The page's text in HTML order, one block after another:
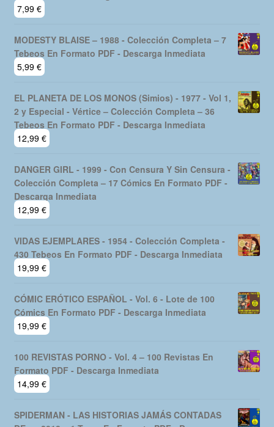
7,99 €
MODESTY BLAISE – 1988 - Colección Completa – 7
Tebeos En Formato PDF - Descarga Inmediata
5,99 €
EL PLANETA DE LOS MONOS (Simios) - 1977 - Vol 1,
2 y Especial - Vértice – Colección Completa – 36
Tebeos En Formato PDF - Descarga Inmediata
12,99 €
DANGER GIRL - 1999 - Con Censura Y Sin Censura -
Colección Completa – 17 Cómics En Formato PDF -
Descarga Inmediata
12,99 €
VIDAS EJEMPLARES - 1954 - Colección Completa -
430 Tebeos En Formato PDF - Descarga Inmediata
19,99 €
CÓMIC ERÓTICO ESPAÑOL - Vol. 6 - Lote de 100
Cómics En Formato PDF - Descarga Inmediata
19,99 €
100 REVISTAS PORNO - Vol. 4 – 100 Revistas En
Formato PDF - Descarga Inmediata
14,99 €
SPIDERMAN - LAS HISTORIAS JAMÁS CONTADAS